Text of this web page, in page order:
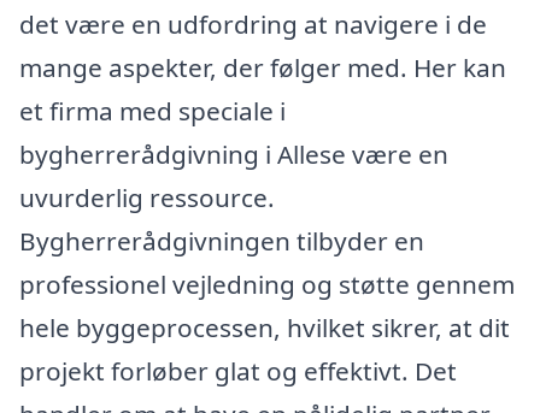
det være en udfordring at navigere i de
mange aspekter, der følger med. Her kan
et firma med speciale i
bygherrerådgivning i Allese være en
uvurderlig ressource.
Bygherrerådgivningen tilbyder en
professionel vejledning og støtte gennem
hele byggeprocessen, hvilket sikrer, at dit
projekt forløber glat og effektivt. Det